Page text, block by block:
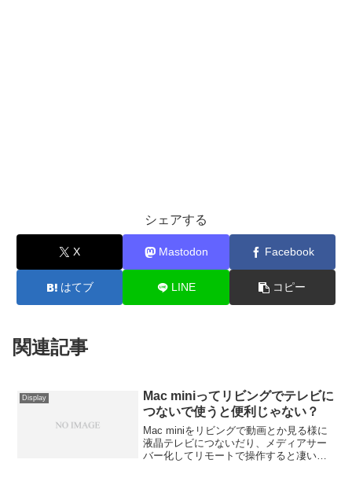
シェアする
X Mastodon Facebook
はてブ LINE コピー
関連記事
Display
Mac miniってリビングでテレビに
つないで使うと便利じゃない？
Mac miniをリビングで動画とか見る様に
液晶テレビにつないだり、メディアサー
バー化してリモートで操作すると凄い便